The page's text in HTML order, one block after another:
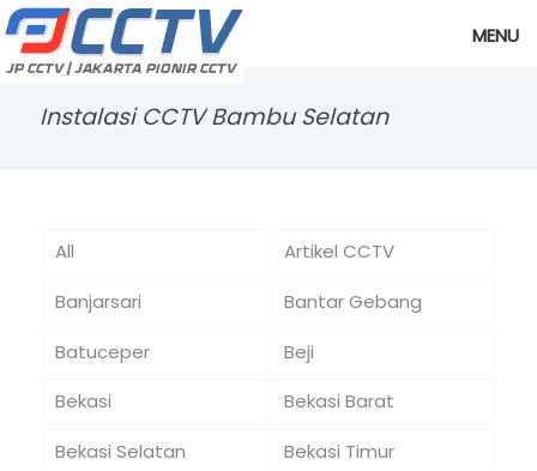
MENU
Instalasi CCTV Bambu Selatan
All
Artikel CCTV
Banjarsari
Bantar Gebang
Batuceper
Beji
Bekasi
Bekasi Barat
Bekasi Selatan
Bekasi Timur